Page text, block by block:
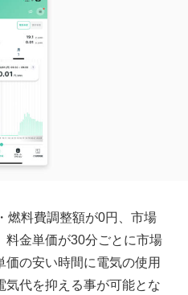
燃料費調整額が0円、市場
料金単価が30分ごとに市場
の安い時間に電気の使用
気代を抑える事が可能とな